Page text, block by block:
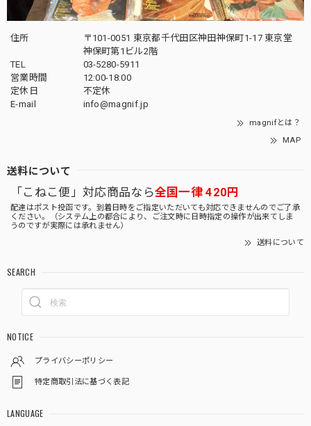
住所
〒101-0051 東京都千代田区神田神保町1-17 東京堂
神保町第1ビル2階
TEL
03-5280-5911
営業時間
12:00-18:00
定休日
不定休
E-mail
info@magnif.jp
magnifとは？
MAP
送料について
「こねこ便」対応商品なら全国一律 420円
配達はポスト投函です。到着日時をご指定いただいても対応できませんのでご了承
ください。（システム上の都合により、ご注文時に日時指定の操作が出来てしま
うのですが実際には承れません）
送料について
SEARCH
NOTICE
プライバシーポリシー
特定商取引法に基づく表記
LANGUAGE